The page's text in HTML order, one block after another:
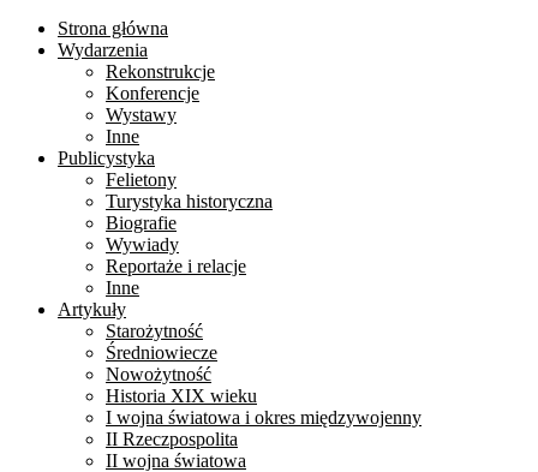
Strona główna
Wydarzenia
Rekonstrukcje
Konferencje
Wystawy
Inne
Publicystyka
Felietony
Turystyka historyczna
Biografie
Wywiady
Reportaże i relacje
Inne
Artykuły
Starożytność
Średniowiecze
Nowożytność
Historia XIX wieku
I wojna światowa i okres międzywojenny
II Rzeczpospolita
II wojna światowa